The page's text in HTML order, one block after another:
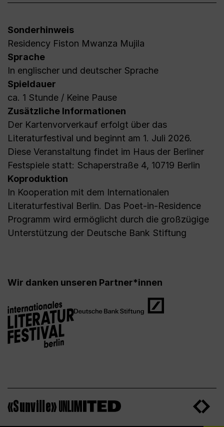
Sonderhinweis
Residency Fiston Mwanza Mujila
Sprache
In englischer und deutscher Sprache
Spieldauer
ca. 1 Stunde / Keine Pause
Zusätzliche Informationen
Der Kartenvorverkauf erfolgt über das
Literaturfestival und beginnt am 1. Juli 2026.
Diese Veranstaltung findet im Haus der Berliner
Festspiele statt: Schaperstraße 4, 10719 Berlin
Koproduktion
In Kooperation mit dem Internationalen
Literaturfestival Berlin. Das Poet-in-Residence
Programm wird ermöglicht durch die großzügige
Unterstützung der Deutsche Bank Stiftung
Wir danken unseren Partner*innen
«Sunville»